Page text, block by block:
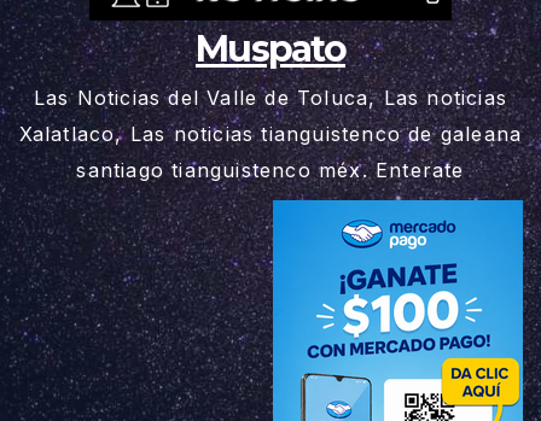
Muspato
Las Noticias del Valle de Toluca, Las noticias
Xalatlaco, Las noticias tianguistenco de galeana
santiago tianguistenco méx. Enterate